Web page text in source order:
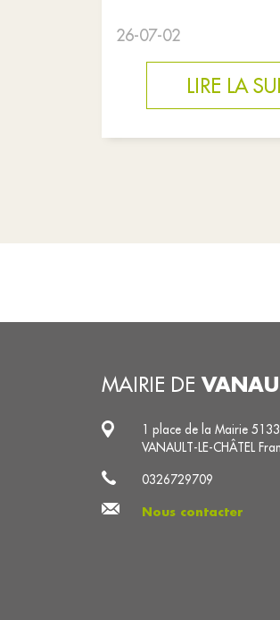
26-07-02
LIRE LA
MAIRIE DE
1 place de la Mairie
VANAULT-LE-CHÂTEL
0326729709
Nous contacter